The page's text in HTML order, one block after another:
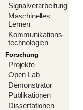
Signalverarbeitung
Maschinelles
Lernen
Kommunikations-
technologien
Forschung
Projekte
Open Lab
Demonstrator
Publikationen
Dissertationen